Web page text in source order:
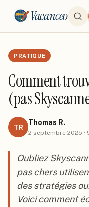
Vacanceo
PRATIQUE
Comment
(pas
TR
Thomas R.
2 septembre 2025 ·
Oubliez
pas chers
des stratégies
Voici comment